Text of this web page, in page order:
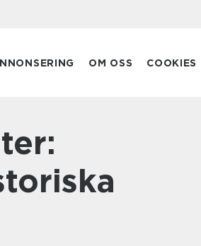
OM OSS COOKIES